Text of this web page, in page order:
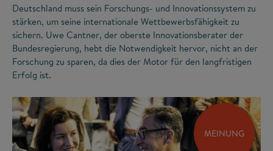
Deutschland muss sein Forschungs- und Innovationssystem zu
stärken, um seine internationale Wettbewerbsfähigkeit zu
sichern. Uwe Cantner, der oberste Innovationsberater der
Bundesregierung, hebt die Notwendigkeit hervor, nicht an der
Forschung zu sparen, da dies der Motor für den langfristigen
Erfolg ist.
MEINUNG